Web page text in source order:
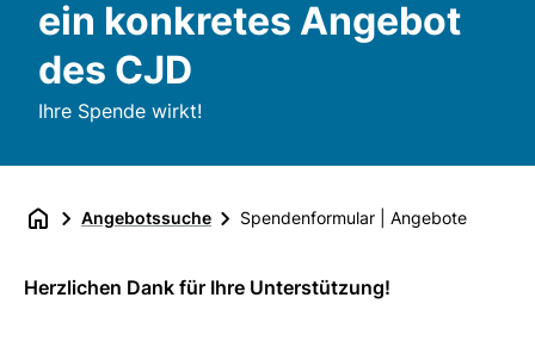
ein konkretes Angebot
des CJD
Ihre Spende wirkt!
Angebotssuche Spendenformular | Angebote
Herzlichen Dank für Ihre Unterstützung!